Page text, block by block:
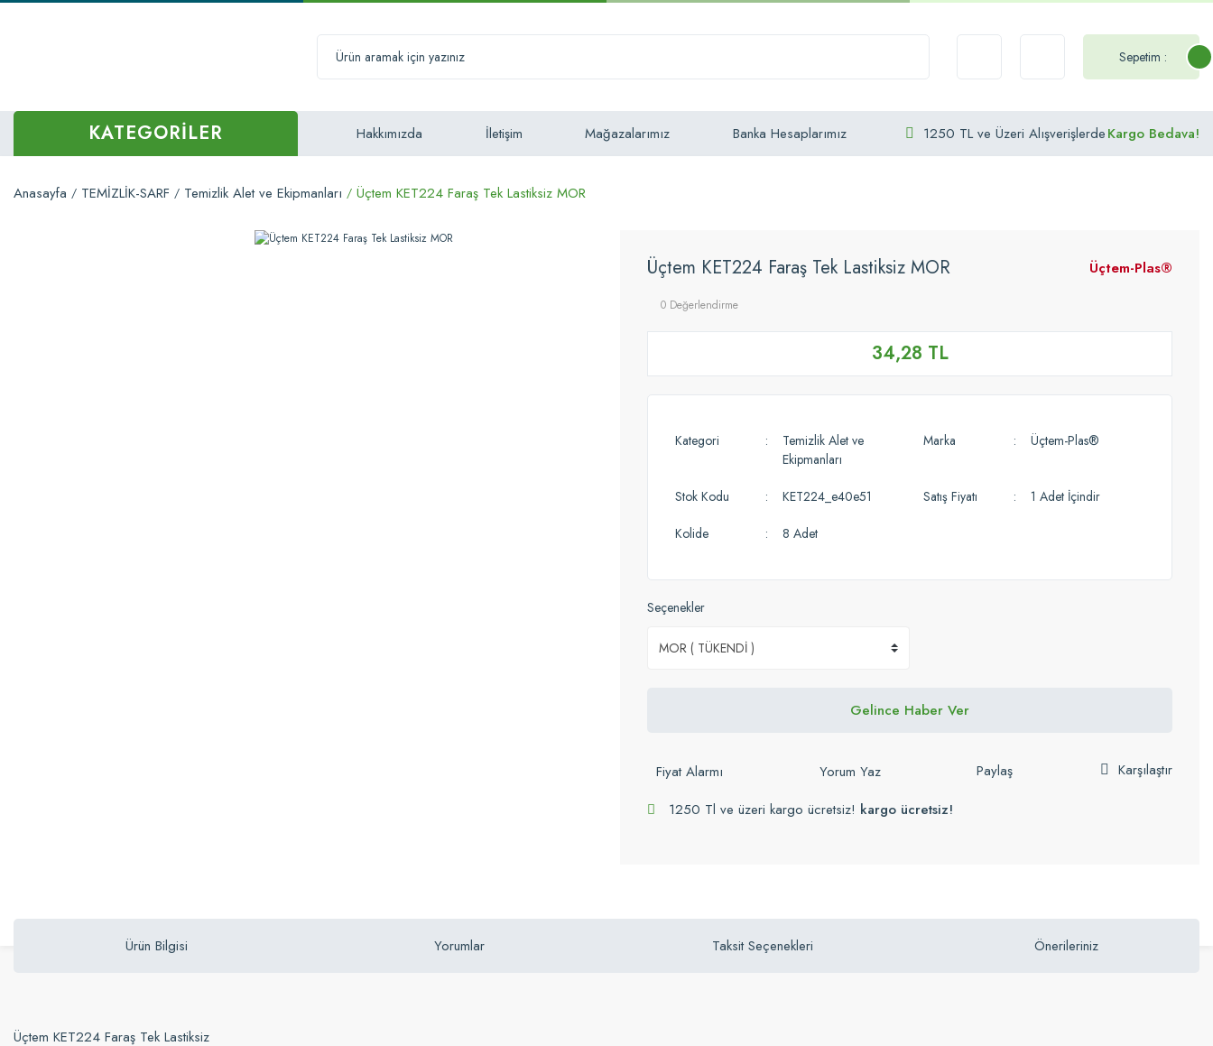
Sepetim :
KATEGORİLER Hakkımızda İletişim Mağazalarımız Banka Hesaplarımız 1250 TL ve Üzeri AlışverişlerdeKargo Bedava!
Anasayfa TEMİZLİK-SARF Temizlik Alet ve Ekipmanları Üçtem KET224 Faraş Tek Lastiksiz MOR
Üçtem KET224 Faraş Tek Lastiksiz MOR Üçtem-Plas®
0 Değerlendirme
34,28 TL
Kategori
Temizlik Alet ve
Ekipmanları
Marka Üçtem-Plas®
Stok Kodu KET224_e40e51 Satış Fiyatı 1 Adet İçindir
Kolide 8 Adet
Seçenekler
Gelince Haber Ver
Fiyat Alarmı Yorum Yaz Paylaş
Karşılaştır
1250 Tl ve üzeri kargo ücretsiz! kargo ücretsiz!
Ürün Bilgisi Yorumlar Taksit Seçenekleri Önerileriniz
Üçtem KET224 Faraş Tek Lastiksiz